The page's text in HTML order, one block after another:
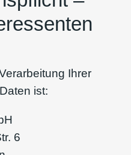
Ihrer
ist:
6